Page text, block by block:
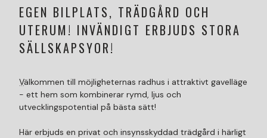
EGEN BILPLATS, TRÄDGÅRD OCH
UTERUM! INVÄNDIGT ERBJUDS STORA
SÄLLSKAPSYOR!
Välkommen till möjligheternas radhus i attraktivt gavelläge
- ett hem som kombinerar rymd, ljus och
utvecklingspotential på bästa sätt!
Här erbjuds en privat och insynsskyddad trädgård i härligt